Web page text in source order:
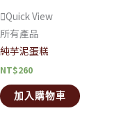
Quick View
所有產品
純芋泥蛋糕
NT$260
加入購物車